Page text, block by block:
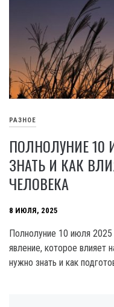
РАЗНОЕ
ПОЛНОЛУНИЕ 10
ЗНАТЬ И КАК
ЧЕЛОВЕКА
8 ИЮЛЯ, 2025
Полнолуние 10 июля
явление, которое влияет
нужно знать и как